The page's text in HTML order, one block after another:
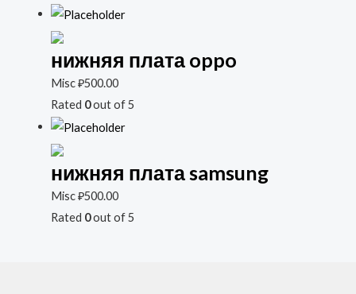
нижняя плата oppo
Misc₽500.00
Rated 0out of 5
нижняя плата samsung
Misc₽500.00
Rated 0out of 5